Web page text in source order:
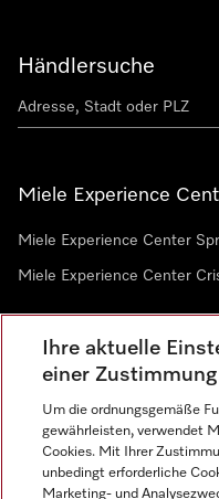
Händlersuche
Miele Experience
Miele Experience Center
Miele Experience Center
Newsletter
Ihre aktuelle
einer
Um die ordnungsgemäße
gewährleisten, verwendet
Cookies. Mit Ihrer
unbedingt erforderliche
Marketing- und